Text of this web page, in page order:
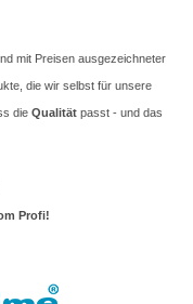
mit Preisen ausgezeichneter
die wir selbst für unsere
die Qualität passt - und das
Profi!